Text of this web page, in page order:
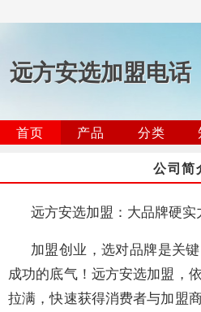
远方安选加盟电话
首页 产品 分类
公司简
远方安选加盟：大品牌硬
加盟创业，选对品牌是关
成功的底气！远方安选加盟，
拉满，快速获得消费者与加盟